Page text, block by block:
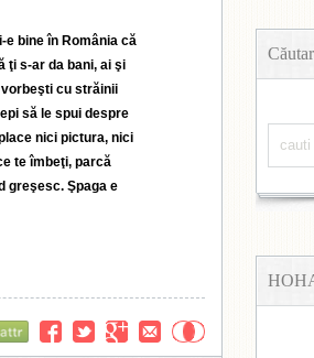
e bine în România că
ţi s-ar da bani, ai şi
vorbeşti cu străinii
să le spui despre
nici pictura, nici
te îmbeţi, parcă
greşesc. Şpaga e